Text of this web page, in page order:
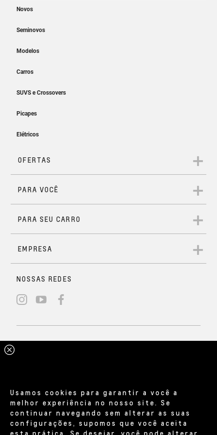
Usamos cookies para garantir a você a
melhor experiência no nosso site. Se
continuar navegando sem alterar as suas
configurações, supomos que você aceita
esta prática. Se desejar, você pode alterar